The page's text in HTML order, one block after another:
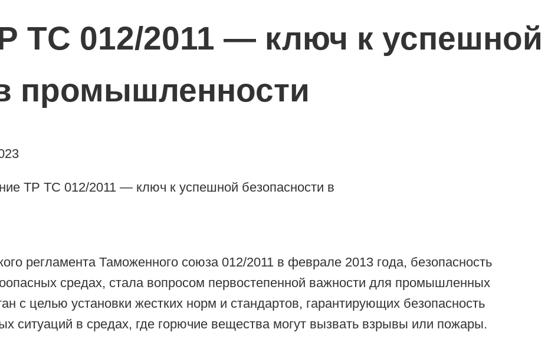
ТС 012/2011 — ключ к успешной
промышленности
регламента Таможенного союза 012/2011 в феврале 2013 года, безопасность
средах, стала вопросом первостепенной важности для промышленных
с целью установки жестких норм и стандартов, гарантирующих безопасность
ситуаций в средах, где горючие вещества могут вызвать взрывы или пожары.